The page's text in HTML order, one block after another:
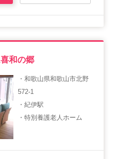
和の郷
・和歌山県和歌山市北野
572-1
・紀伊駅
・特別養護老人ホーム